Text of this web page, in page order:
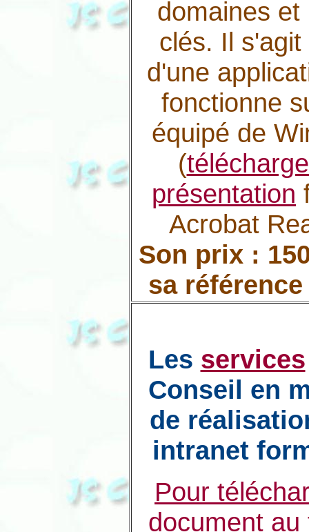
domaines et
clés. Il s'agit
d'une
fonctionne
équipé de
(
présentation
Acrobat
Son prix :
sa référence
Les services
Conseil en
de
intranet
Pour
document au